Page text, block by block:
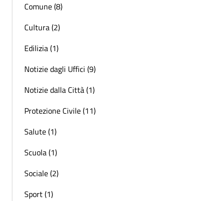
Comune (8)
Cultura (2)
Edilizia (1)
Notizie dagli Uffici (9)
Notizie dalla Città (1)
Protezione Civile (11)
Salute (1)
Scuola (1)
Sociale (2)
Sport (1)